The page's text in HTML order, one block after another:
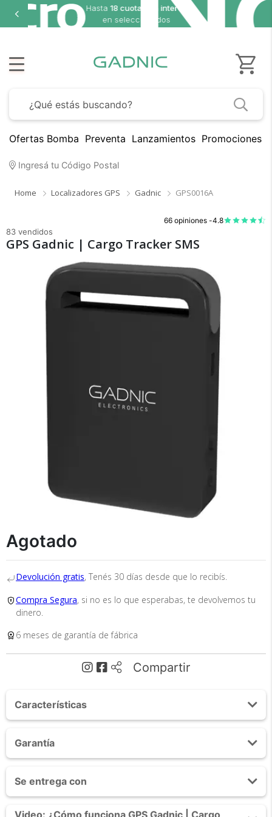
cuotas sin interés
Ofertas Bomba Preventa Lanzamientos Promociones
Ingresá tu Código Postal
Home Localizadores GPS Gadnic GPS0016A
66 opiniones -4.8
83 vendidos
GPS Gadnic | Cargo Tracker SMS
Agotado
Devolución gratis, Tenés 30 días desde que lo recibís.
Compra Segura, si no es lo que esperabas, te devolvemos tu
dinero.
6 meses de garantía de fábrica
Compartir
Características
Licencia anual Web: NO
Informacion:
· Control de Velocidad
· Data Load
Garantía
Se entrega con
Localizador GPS Gadnic
Video: ¿Cómo funciona GPS Gadnic | Cargo
Medios de Pago
Recibí el producto que esperabas o
En Bidcom te aseguramos recibir el producto